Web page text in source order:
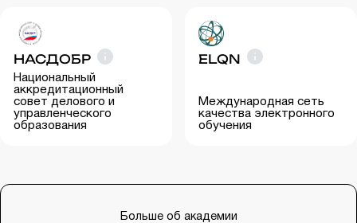
НАСДОБР
Национальный
аккредитационный
совет делового и
управленческого
образования
ELQN
Международная сеть
качества электронного
обучения
Больше об академии